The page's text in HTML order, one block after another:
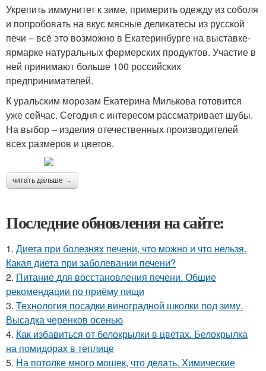
Укрепить иммунитет к зиме, примерить одежду из соболя
и попробовать на вкус мясные деликатесы из русской
печи – всё это возможно в Екатеринбурге на выставке-
ярмарке натуральных фермерских продуктов. Участие в
ней принимают больше 100 российских
предпринимателей.
К уральским морозам Екатерина Милькова готовится
уже сейчас. Сегодня с интересом рассматривает шубы.
На выбор – изделия отечественных производителей
всех размеров и цветов.
читать дальше →
Последние обновления на сайте:
1. Диета при болезнях печени, что можно и что нельзя.
Какая диета при заболевании печени?
2. Питание для восстановления печени. Общие
рекомендации по приёму пищи
3. Технология посадки виноградной школки под зиму.
Высадка черенков осенью
4. Как избавиться от белокрылки в цветах. Белокрылка
на помидорах в теплице
5. На потолке много мошек, что делать. Химические